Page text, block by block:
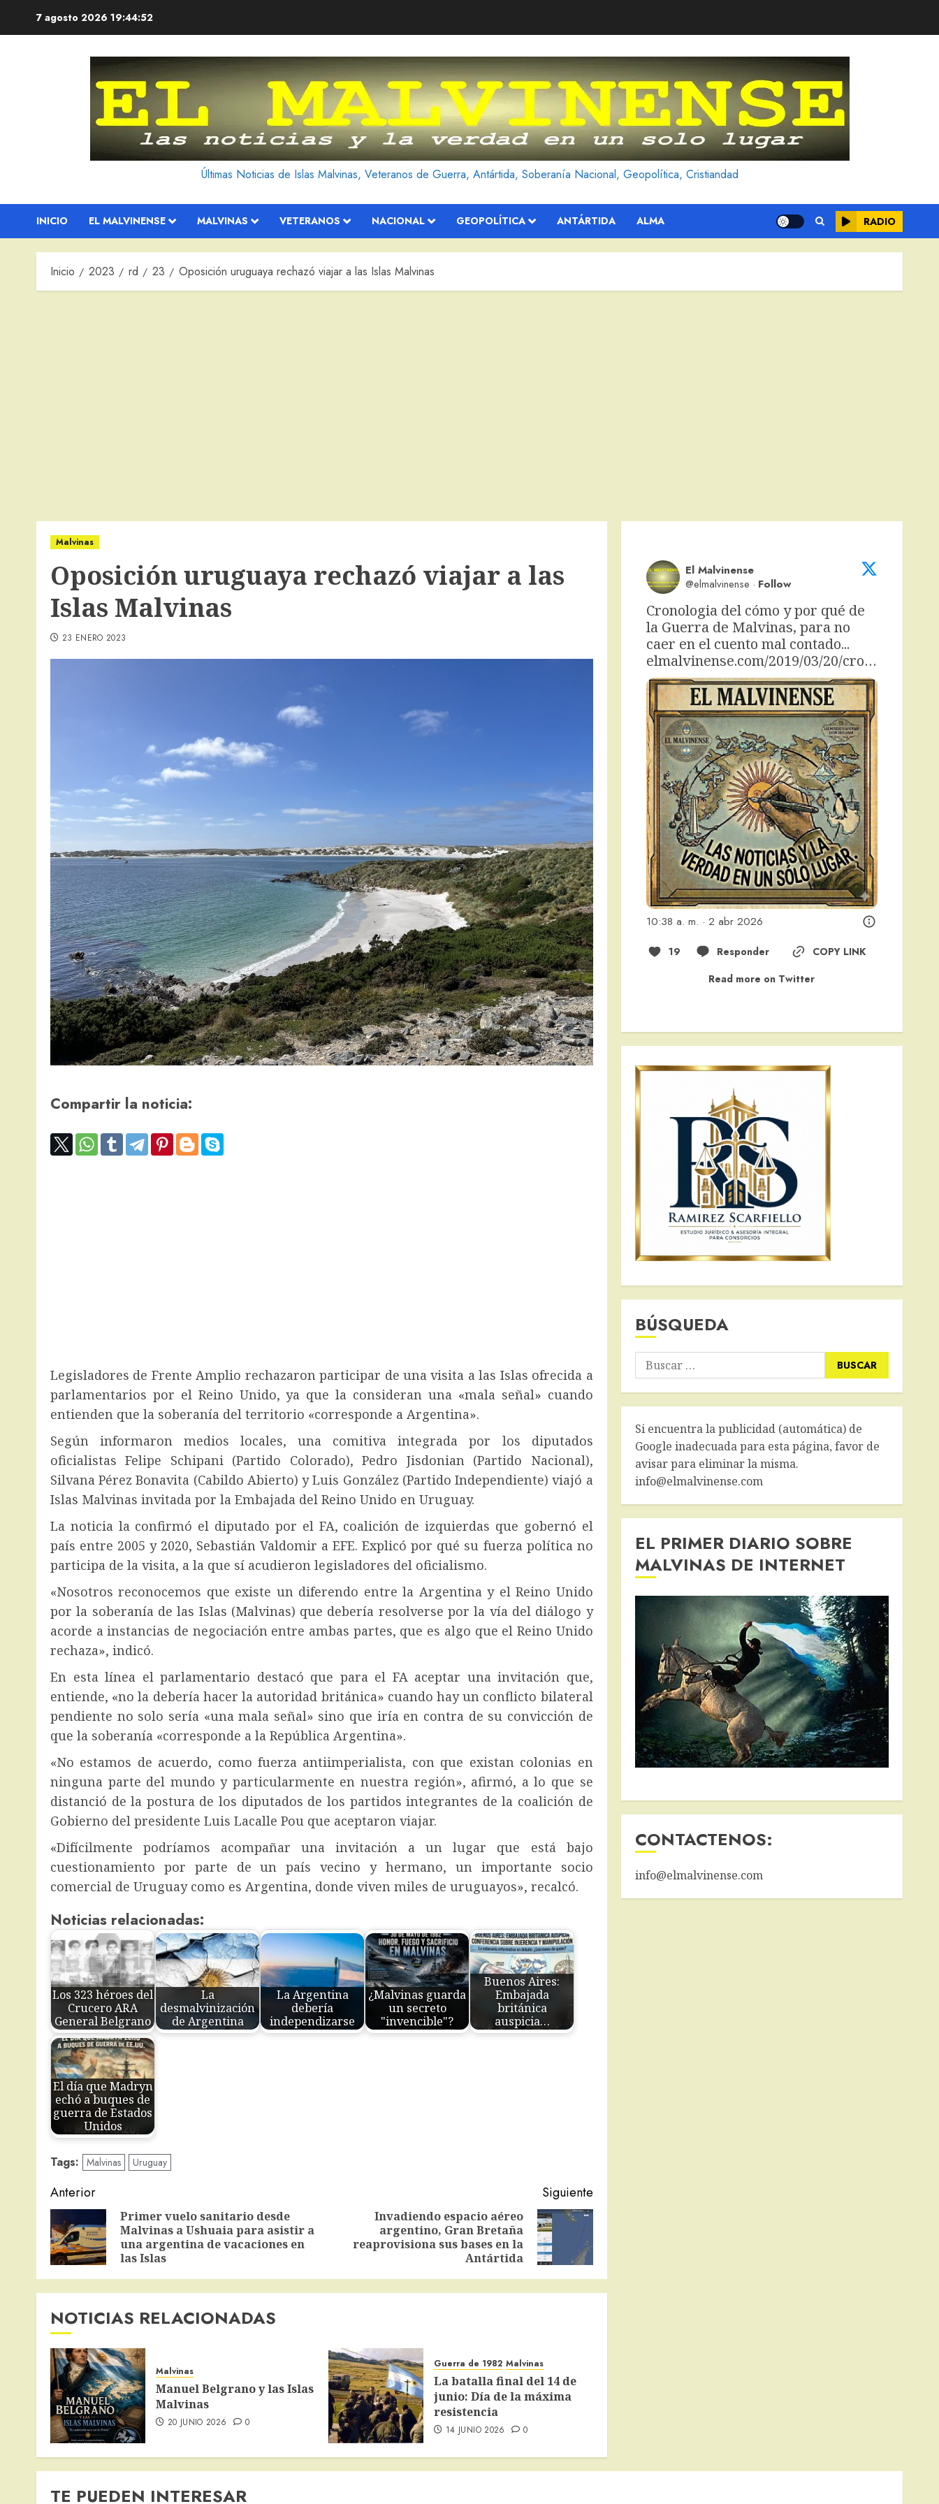
7 agosto 2026 19:44:53
Últimas Noticias de Islas Malvinas, Veteranos de Guerra, Antártida, Soberanía Nacional, Geopolítica, Cristiandad
INICIO EL MALVINENSE MALVINAS VETERANOS NACIONAL GEOPOLÍTICA ANTÁRTIDA ALMA RADIO
Inicio 2023 rd 23 Oposición uruguaya rechazó viajar a las Islas Malvinas
Malvinas
Oposición uruguaya rechazó viajar a las
Islas Malvinas
23 ENERO 2023
Compartir la noticia:
Legisladores de Frente Amplio rechazaron participar de una visita a las Islas ofrecida a
parlamentarios por el Reino Unido, ya que la consideran una «mala señal» cuando
entienden que la soberanía del territorio «corresponde a Argentina».
Según informaron medios locales, una comitiva integrada por los diputados
oficialistas Felipe Schipani (Partido Colorado), Pedro Jisdonian (Partido Nacional),
Silvana Pérez Bonavita (Cabildo Abierto) y Luis González (Partido Independiente) viajó a
Islas Malvinas invitada por la Embajada del Reino Unido en Uruguay.
La noticia la confirmó el diputado por el FA, coalición de izquierdas que gobernó el
país entre 2005 y 2020, Sebastián Valdomir a EFE. Explicó por qué su fuerza política no
participa de la visita, a la que sí acudieron legisladores del oficialismo.
«Nosotros reconocemos que existe un diferendo entre la Argentina y el Reino Unido
por la soberanía de las Islas (Malvinas) que debería resolverse por la vía del diálogo y
acorde a instancias de negociación entre ambas partes, que es algo que el Reino Unido
rechaza», indicó.
En esta línea el parlamentario destacó que para el FA aceptar una invitación que,
entiende, «no la debería hacer la autoridad británica» cuando hay un conflicto bilateral
pendiente no solo sería «una mala señal» sino que iría en contra de su convicción de
que la soberanía «corresponde a la República Argentina».
«No estamos de acuerdo, como fuerza antiimperialista, con que existan colonias en
ninguna parte del mundo y particularmente en nuestra región», afirmó, a lo que se
distanció de la postura de los diputados de los partidos integrantes de la coalición de
Gobierno del presidente Luis Lacalle Pou que aceptaron viajar.
«Difícilmente podríamos acompañar una invitación a un lugar que está bajo
cuestionamiento por parte de un país vecino y hermano, un importante socio
comercial de Uruguay como es Argentina, donde viven miles de uruguayos», recalcó.
Noticias relacionadas:
Los 323 héroes del
Crucero ARA
General Belgrano
La
desmalvinización
de Argentina
La Argentina
debería
independizarse
¿Malvinas guarda
un secreto
"invencible"?
Buenos Aires:
Embajada
británica
auspicia…
El día que Madryn
echó a buques de
guerra de Estados
Unidos
Tags: Malvinas Uruguay
Navegación
de
entradas
Anterior
anterior:
Primer vuelo sanitario desde
Malvinas a Ushuaia para asistir a
una argentina de vacaciones en
las Islas
Siguiente
entrada:
Invadiendo espacio aéreo
argentino, Gran Bretaña
reaprovisiona sus bases en la
Antártida
NOTICIAS RELACIONADAS
Malvinas
Manuel Belgrano y las Islas
Malvinas
20 JUNIO 2026 0
Guerra de 1982 Malvinas
La batalla final del 14 de
junio: Día de la máxima
resistencia
14 JUNIO 2026 0
El Malvinense
@elmalvinense · Follow
Cronologia del cómo y por qué de
la Guerra de Malvinas, para no
elmalvinense.com/2019/03/20/cro…
10:38 a. m. · 2 abr 2026
19 Responder
COPY LINK
Read more on Twitter
BÚSQUEDA
Buscar:
Si encuentra la publicidad (automática) de
Google inadecuada para esta página, favor de
avisar para eliminar la misma.
info@elmalvinense.com
EL PRIMER DIARIO SOBRE
MALVINAS DE INTERNET
CONTACTENOS:
info@elmalvinense.com
TE PUEDEN INTERESAR